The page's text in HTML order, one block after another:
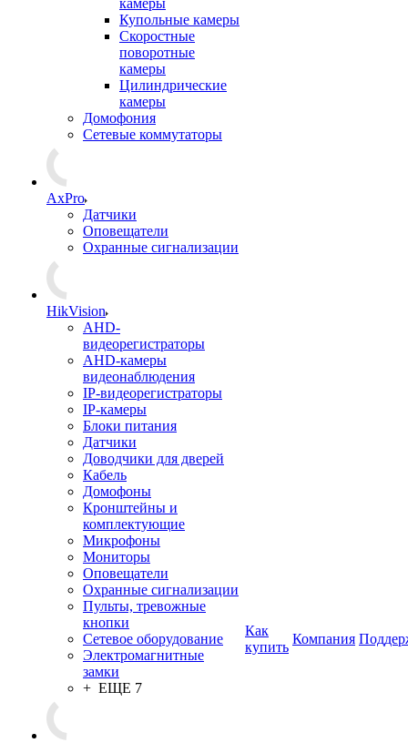
камеры
Купольные камеры
Скоростные
поворотные
камеры
Цилиндрические
камеры
Домофония
Сетевые коммутаторы
AxPro
Датчики
Оповещатели
Охранные сигнализации
HikVision
AHD-
видеорегистраторы
AHD-камеры
видеонаблюдения
IP-видеорегистраторы
IP-камеры
Блоки питания
Датчики
Доводчики для дверей
Кабель
Домофоны
Кронштейны и
комплектующие
Микрофоны
Мониторы
Оповещатели
Охранные сигнализации
Пульты, тревожные
кнопки
Сетевое оборудование
Электромагнитные
замки
+ ЕЩЕ 7
Как
купить
Компания